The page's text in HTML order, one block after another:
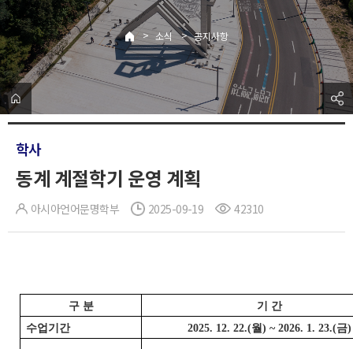
> 소식 > 공지사항
학사
동계 계절학기 운영 계획
아시아언어문명학부 2025-09-19 42310
구 분
기 간
수업기간
2025. 12. 22.(월) ~ 2026. 1. 23.(금)